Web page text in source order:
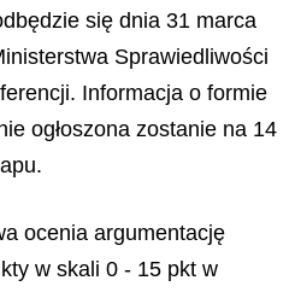
się dnia 31 marca
Sprawiedliwości
Informacja o formie
ogłoszona zostanie na 14
ocenia argumentację
w skali 0 - 15 pkt w